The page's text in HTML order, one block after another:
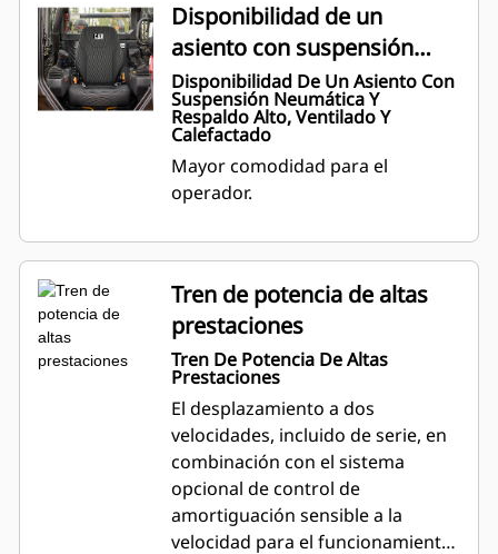
Disponibilidad de un
asiento con suspensión
neumática y respaldo alto,
ventilado y calefactado
Disponibilidad De Un Asiento Con
Suspensión Neumática Y
Respaldo Alto, Ventilado Y
Calefactado
Mayor comodidad para el
operador.
Tren de potencia de altas
prestaciones
Tren De Potencia De Altas
Prestaciones
El desplazamiento a dos
velocidades, incluido de serie, en
combinación con el sistema
opcional de control de
amortiguación sensible a la
velocidad para el funcionamiento